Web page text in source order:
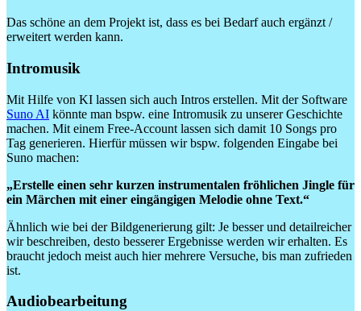
Das schöne an dem Projekt ist, dass es bei Bedarf auch ergänzt /
erweitert werden kann.
Intromusik
Mit Hilfe von KI lassen sich auch Intros erstellen. Mit der Software
Suno AI könnte man bspw. eine Intromusik zu unserer Geschichte
machen. Mit einem Free-Account lassen sich damit 10 Songs pro
Tag generieren. Hierfür müssen wir bspw. folgenden Eingabe bei
Suno machen:
„Erstelle einen sehr kurzen instrumentalen fröhlichen Jingle für
ein Märchen mit einer eingängigen Melodie ohne Text.“
Ähnlich wie bei der Bildgenerierung gilt: Je besser und detailreicher
wir beschreiben, desto besserer Ergebnisse werden wir erhalten. Es
braucht jedoch meist auch hier mehrere Versuche, bis man zufrieden
ist.
Audiobearbeitung